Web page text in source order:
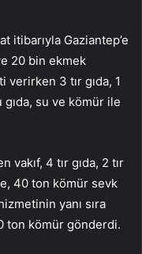
itibarıyla Gaziantep’e
20 bin ekmek
verirken 3 tır gıda, 1
su ve kömür ile
vakıf, 4 tır gıda, 2 tır
40 ton kömür sevk
yanı sıra
ton kömür gönderdi.